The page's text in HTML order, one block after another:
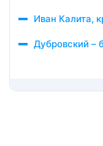
Иван Калита,
Дубровский –